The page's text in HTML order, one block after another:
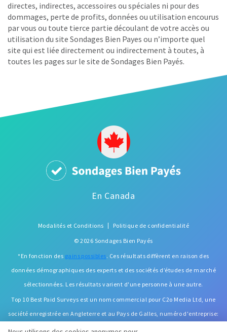
directes, indirectes, accessoires ou spéciales ni pour des
dommages, perte de profits, données ou utilisation encourus
par vous ou toute tierce partie découlant de votre accès ou
utilisation du site Sondages Bien Payes ou n’importe quel
site qui est liée directement ou indirectement à toutes, à
toutes les pages sur le site de Sondages Bien Payés.
En Canada
Modalités et Conditions
Politique de confidentialité
© 2026 Sondages Bien Payés
*En fonction des gains possibles. Ces résultats diffèrent en raison des
données démographiques des experts et des sociétés d’études de marché
sélectionnées. Les résultats varient d'une personne à une autre.
Top 10 Best Paid Surveys est un nom commercial pour C2o Media Ltd, une
société enregistrée en Angleterre et au Pays de Galles, numéro d'entreprise:
066265000. Adresse enregistrée: 2 The Old Grain Store, 1st Floor, Moseley's